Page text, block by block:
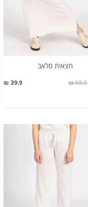
חצאית סלאב
39.9 ₪ 69.9 ₪